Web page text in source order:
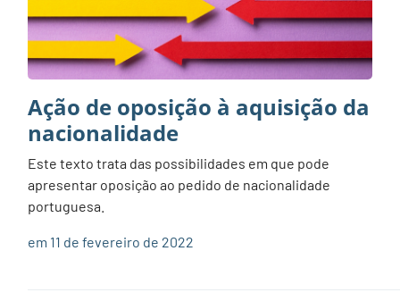
Ação de oposição à aquisição da
nacionalidade
Este texto trata das possibilidades em que pode
apresentar oposição ao pedido de nacionalidade
portuguesa.
em 11 de fevereiro de 2022